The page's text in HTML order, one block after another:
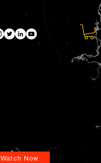
Watch Now